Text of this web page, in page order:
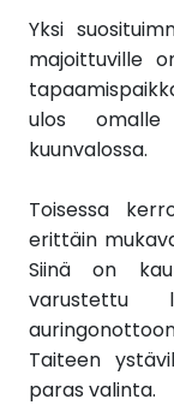
Yksi
majoittuville
ulos omalle
kuunvalossa.
Toisessa
erittäin
Siinä on
varustettu
Taiteen
paras valinta.